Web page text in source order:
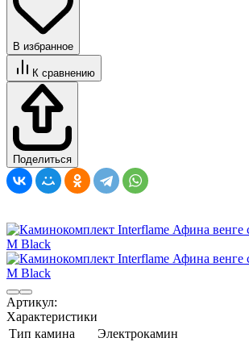
В избранное
К сравнению
Поделиться
Артикул:
Характеристики
Тип камина
Электрокамин